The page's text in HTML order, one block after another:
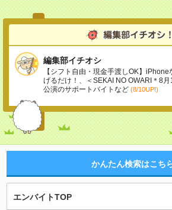
編集部イチオシ
【シフト自由・現金手渡しOK】
げるだけ！、＜SEKAI NO OWARI＊8
公演のサポートバイトなど (8/10UP!)
かんたん検索はこち
エンバイトTOP